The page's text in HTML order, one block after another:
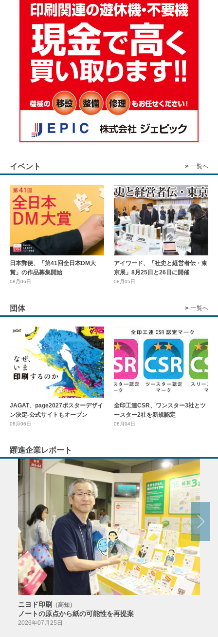
イベント 一覧へ
日本郵便、「第41回全日本DM大
賞」の作品募集開始
08月06日
アイワード、「社史と経営者伝・東
京展」8月25日と26日に開催
08月05日
団体 一覧へ
JAGAT、page2027ポスターデザイ
ン決定-公式サイトもオープン
08月06日
全印工連CSR、ワンスター3社とツ
ースター2社を新規認定
08月04日
躍進企業レポート
ニヨド印刷 （高知）
ノートの原点から紙の可能性を再提案
2026年07月25日